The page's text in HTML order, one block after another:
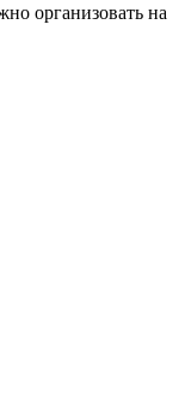
организовать на